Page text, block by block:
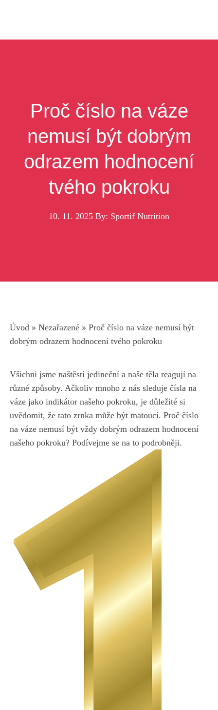
Proč číslo na váze
nemusí být dobrým
odrazem hodnocení
tvého pokroku
10. 11. 2025 By: Sportif Nutrition
Úvod » Nezařazené » Proč číslo na váze nemusí být
dobrým odrazem hodnocení tvého pokroku
Všichni jsme naštěstí jedineční⁣ a naše těla reagují ‌na
⁤různé ‌způsoby. Ačkoliv mnoho z nás⁣ sleduje ‍čísla na
váze jako indikátor ⁣našeho pokroku, je důležité si
uvědomit, že⁢ tato ‍zrnka⁢ může být matoucí. Proč číslo
na váze nemusí ⁢být‍ vždy dobrým odrazem hodnocení
‍našeho pokroku? Podívejme se na to podrobněji.